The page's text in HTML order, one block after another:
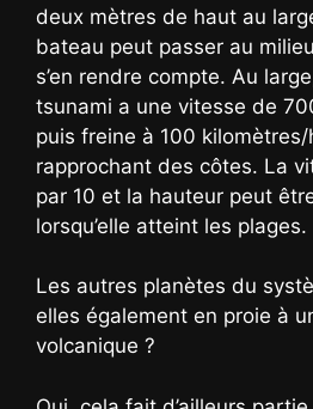
deux mètres de haut au
bateau peut passer au
s’en rendre compte. Au
tsunami a une vitesse de
puis freine à 100
rapprochant des côtes. La
par 10 et la hauteur peut
lorsqu’elle atteint les plages.
Les autres planètes du
elles également en proie à
volcanique ?